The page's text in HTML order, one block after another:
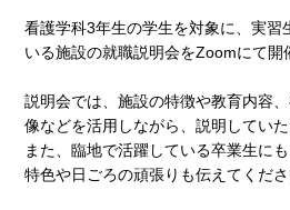
看護学科3年生の学生を対象に、実習
いる施設の就職説明会をZoomにて開
説明会では、施設の特徴や教育内容
像などを活用しながら、説明していた
また、臨地で活躍している卒業生に
特色や⽇ごろの頑張りも伝えてくださ